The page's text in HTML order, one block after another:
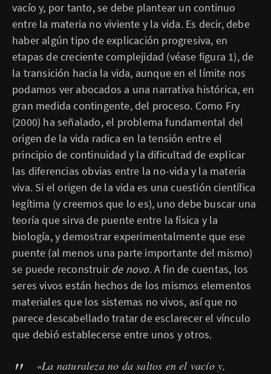
vacío y, por tanto, se debe plantear un continuo
entre la materia no viviente y la vida. Es decir, debe
haber algún tipo de explicación progresiva, en
etapas de creciente complejidad (véase figura 1), de
la transición hacia la vida, aunque en el límite nos
podamos ver abocados a una narrativa histórica, en
gran medida contingente, del proceso. Como Fry
(2000) ha señalado, el problema fundamental del
origen de la vida radica en la tensión entre el
principio de continuidad y la dificultad de explicar
las diferencias obvias entre la no-vida y la materia
viva. Si el origen de la vida es una cuestión científica
legítima (y creemos que lo es), uno debe buscar una
teoría que sirva de puente entre la física y la
biología, y demostrar experimentalmente que ese
puente (al menos una parte importante del mismo)
se puede reconstruirde novo. A fin de cuentas, los
seres vivos están hechos de los mismos elementos
materiales que los sistemas no vivos, así que no
parece descabellado tratar de esclarecer el vínculo
que debió establecerse entre unos y otros.
«La naturaleza no da saltos en el vacío y,